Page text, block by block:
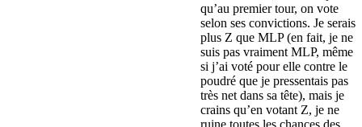
qu’au premier tour, on vote
selon ses convictions. Je serais
plus Z que MLP (en fait, je ne
suis pas vraiment MLP, même
si j’ai voté pour elle contre le
poudré que je pressentais pas
très net dans sa tête), mais je
crains qu’en votant Z, je ne